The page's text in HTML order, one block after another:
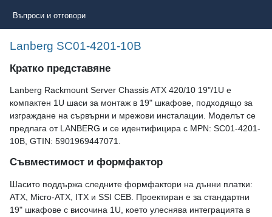
Въпроси и отговори
Lanberg SC01-4201-10B
Кратко представяне
Lanberg Rackmount Server Chassis ATX 420/10 19"/1U е
компактен 1U шаси за монтаж в 19" шкафове, подходящо за
изграждане на сървърни и мрежови инсталации. Моделът се
предлага от LANBERG и се идентифицира с MPN: SC01-4201-
10B, GTIN: 5901969447071.
Съвместимост и формфактор
Шасито поддържа следните формфактори на дънни платки:
ATX, Micro-ATX, ITX и SSI CEB. Проектиран е за стандартни
19" шкафове с височина 1U, което улеснява интеграцията в